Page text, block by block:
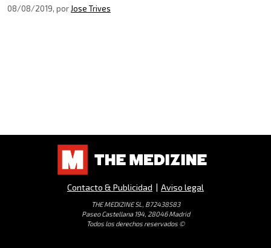
08/08/2019, por Jose Trives
Contacto & Publicidad | Aviso legal
THE MEDIZINE SL, B72438583
Paseo Castellana 194, 28046 Madrid
Todos los derechos reservados ©